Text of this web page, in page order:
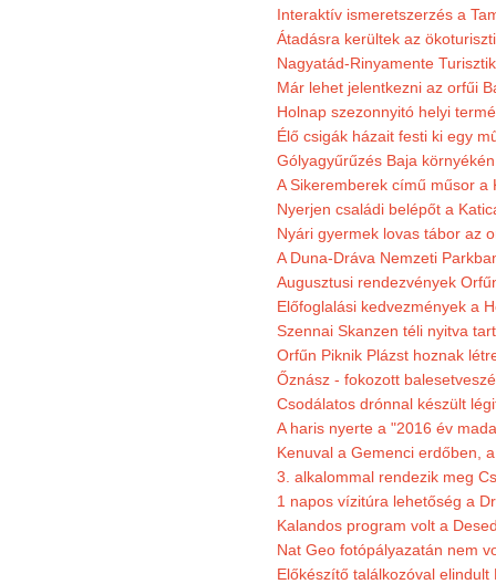
Interaktív ismeretszerzés a
Átadásra kerültek az
Nagyatád-Rinyamente
Már lehet jelentkezni az orfűi
Holnap szezonnyitó helyi
Élő csigák házait festi ki egy
Gólyagyűrűzés Baja
A Sikeremberek című műsor a
Nyerjen családi belépőt a
Nyári gyermek lovas tábor az
A Duna-Dráva Nemzeti
Augusztusi rendezvények
Előfoglalási kedvezmények a
Szennai Skanzen téli nyitva
Orfűn Piknik Plázst hoznak
Őznász - fokozott
Csodálatos drónnal készült
A haris nyerte a "2016 év
Kenuval a Gemenci erdőben,
3. alkalommal rendezik meg
1 napos vízitúra lehetőség a
Kalandos program volt a
Nat Geo fotópályazatán nem
Előkészítő találkozóval